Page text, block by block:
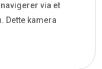
via et
Dette kamera